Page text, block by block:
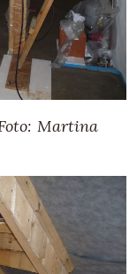
Martina